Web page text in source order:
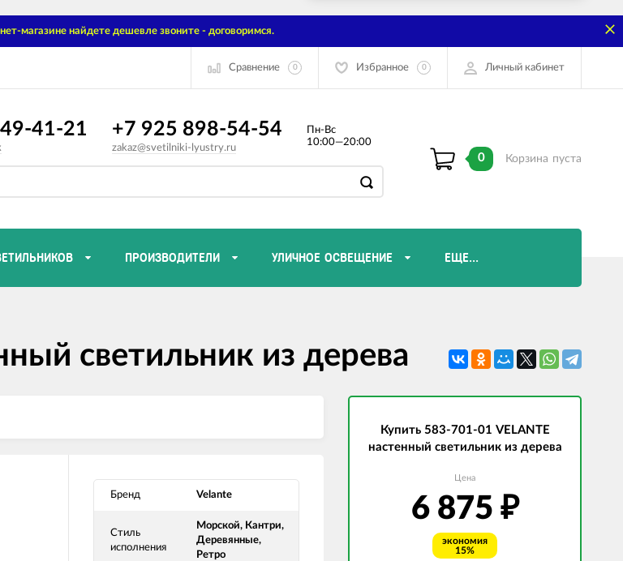
магазине найдете дешевле звоните - договоримся.
Сравнение 0 Избранное 0 Личный кабинет
41-21 +7 925 898-54-54
zakaz@svetilniki-lyustry.ru
Пн-Вс
10:00—20:00
0 Корзина пуста
ПРОИЗВОДИТЕЛИ УЛИЧНОЕ ОСВЕЩЕНИЕ ЕЩЕ...
СВЕТОДИОДНЫЕ ЛАМПЫ
светильник из дерева
Бренд Velante
Стиль
исполнения
Морской, Кантри,
Деревянные,
Ретро
Купить 583-701-01 VELANTE
настенный светильник из дерева
Цена
6 875 ₽
экономия
15%